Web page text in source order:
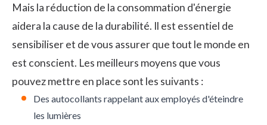
Mais la réduction de la consommation d'énergie
aidera la cause de la durabilité. Il est essentiel de
sensibiliser et de vous assurer que tout le monde en
est conscient. Les meilleurs moyens que vous
pouvez mettre en place sont les suivants :
Des autocollants rappelant aux employés d'éteindre
les lumières